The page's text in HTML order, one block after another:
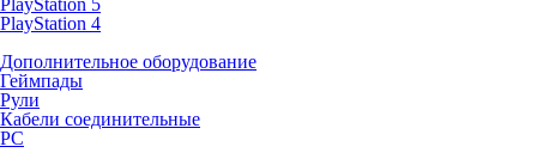
PlayStation 5
PlayStation 4
Дополнительное оборудование
Геймпады
Рули
Кабели соединительные
PC